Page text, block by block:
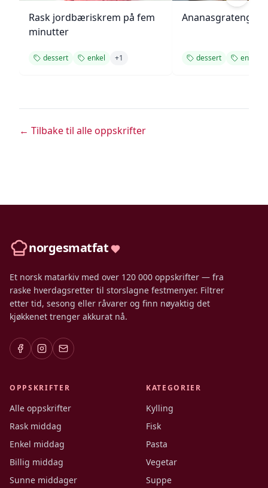
Rask jordbæriskrem på fem
minutter
dessert enkel +1
Ananasgrateng
dessert enkel
← Tilbake til alle oppskrifter
norgesmatfat
Et norsk matarkiv med over 120 000 oppskrifter — fra
raske hverdagsretter til storslagne festmenyer. Filtrer
etter tid, sesong eller råvarer og finn nøyaktig det
kjøkkenet trenger akkurat nå.
OPPSKRIFTER
Alle oppskrifter
Rask middag
Enkel middag
Billig middag
Sunne middager
KATEGORIER
Kylling
Fisk
Pasta
Vegetar
Suppe